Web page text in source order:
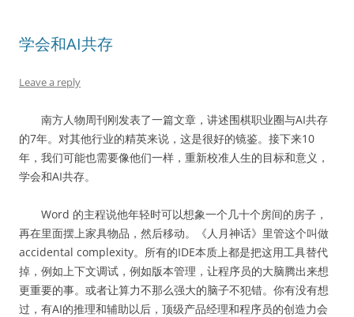
学会和AI共存
Leave a reply
南方人物周刊刚发表了一篇文章，讲述围棋职业圈与AI共存
的7年。对其他行业的精英来说，这是很好的镜鉴。接下来10
年，我们可能也需要像他们一样，重新校准人生的目标和意义，
学会和AI共存。
Word 的主程说他年轻时可以想象一个几十个房间的房子，
再在里面摆上家具物品，然后移动。《人月神话》里管这个叫做
accidental complexity。所有的IDE本质上都是把这用工具替代
掉，例如上下文调试，例如版本管理，让程序员的大脑腾出来想
更重要的事。或者让算力不那么强大的脑子不犯错。你有没有想
过，有AI的推理和辅助以后，顶级产品经理和程序员的创造力会